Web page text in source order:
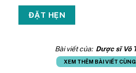
Bài viết của: Dược sĩ Võ
XEM THÊM BÀI VIẾT